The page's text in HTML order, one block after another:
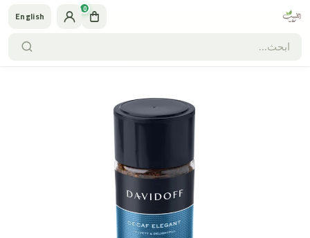
0
English